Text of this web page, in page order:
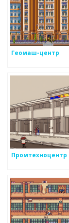
Геомаш-центр
Промтехноцентр